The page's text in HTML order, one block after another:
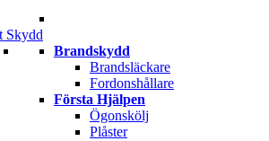
Skydd
Brandskydd
Brandsläckare
Fordonshållare
Första Hjälpen
Ögonskölj
Plåster